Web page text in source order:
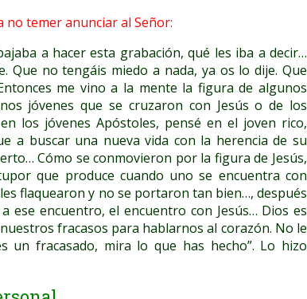
no temer anunciar al Señor:
a hacer esta grabación, qué les iba a decir…
Que no tengáis miedo a nada, ya os lo dije. Que
me vino a la mente la figura de algunos
jóvenes que se cruzaron con Jesús o de los
los jóvenes Apóstoles, pensé en el joven rico,
a buscar una nueva vida con la herencia de su
Cómo se conmovieron por la figura de Jesús,
que produce cuando uno se encuentra con
flaquearon y no se portaron tan bien…, después
ese encuentro, el encuentro con Jesús… Dios es
fracasos para hablarnos al corazón. No le
un fracasado, mira lo que has hecho”. Lo hizo